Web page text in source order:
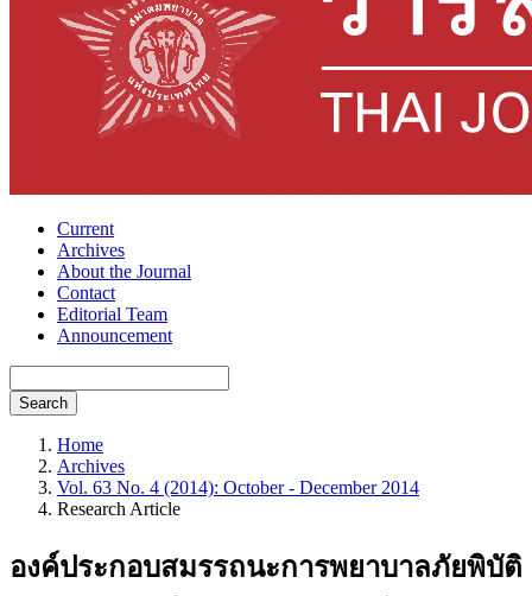
Current
Archives
About the Journal
Contact
Editorial Team
Announcement
Search
Home
Archives
Vol. 63 No. 4 (2014): October - December 2014
Research Article
องค์ประกอบสมรรถนะการพยาบาลภัยพิบัติ